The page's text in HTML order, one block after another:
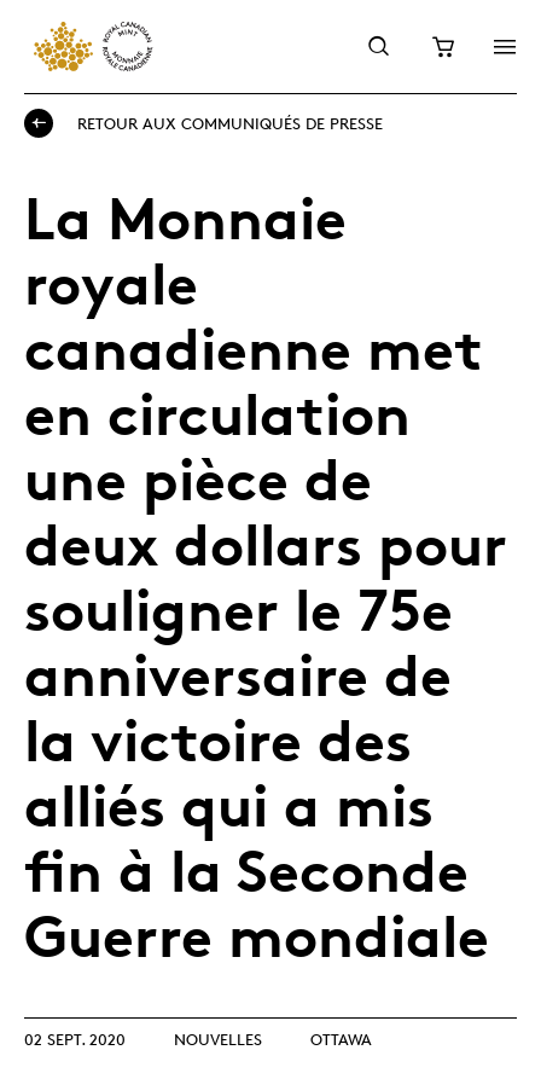
RETOUR AUX COMMUNIQUÉS DE PRESSE
La Monnaie
royale
canadienne met
en circulation
une pièce de
deux dollars pour
souligner le 75e
anniversaire de
la victoire des
alliés qui a mis
fin à la Seconde
Guerre mondiale
02 SEPT. 2020 NOUVELLES OTTAWA